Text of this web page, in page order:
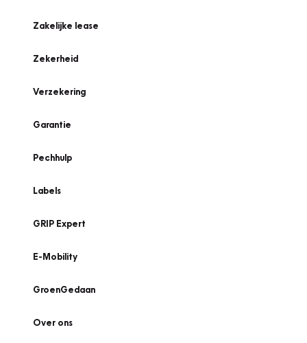
Zakelijke lease
Zekerheid
Verzekering
Garantie
Pechhulp
Labels
GRIP Expert
E-Mobility
GroenGedaan
Over ons